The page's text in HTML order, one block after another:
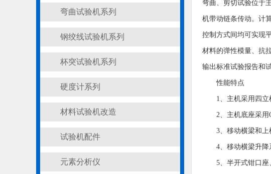
弯曲试验机系列
钢绞线试验机系列
杯突试验机系列
硬度计系列
材料试验机改造
试验机配件
元素分析仪
弯曲、剪切试验位于
机带动链条传动。计
控制方式间均可实现
材料的弹性模量、抗
输出标准试验报告和
性能特点
1、主机采用四
2、主机底座采用
3、移动横梁和上
4、移动横梁升
5、半开式钳口座